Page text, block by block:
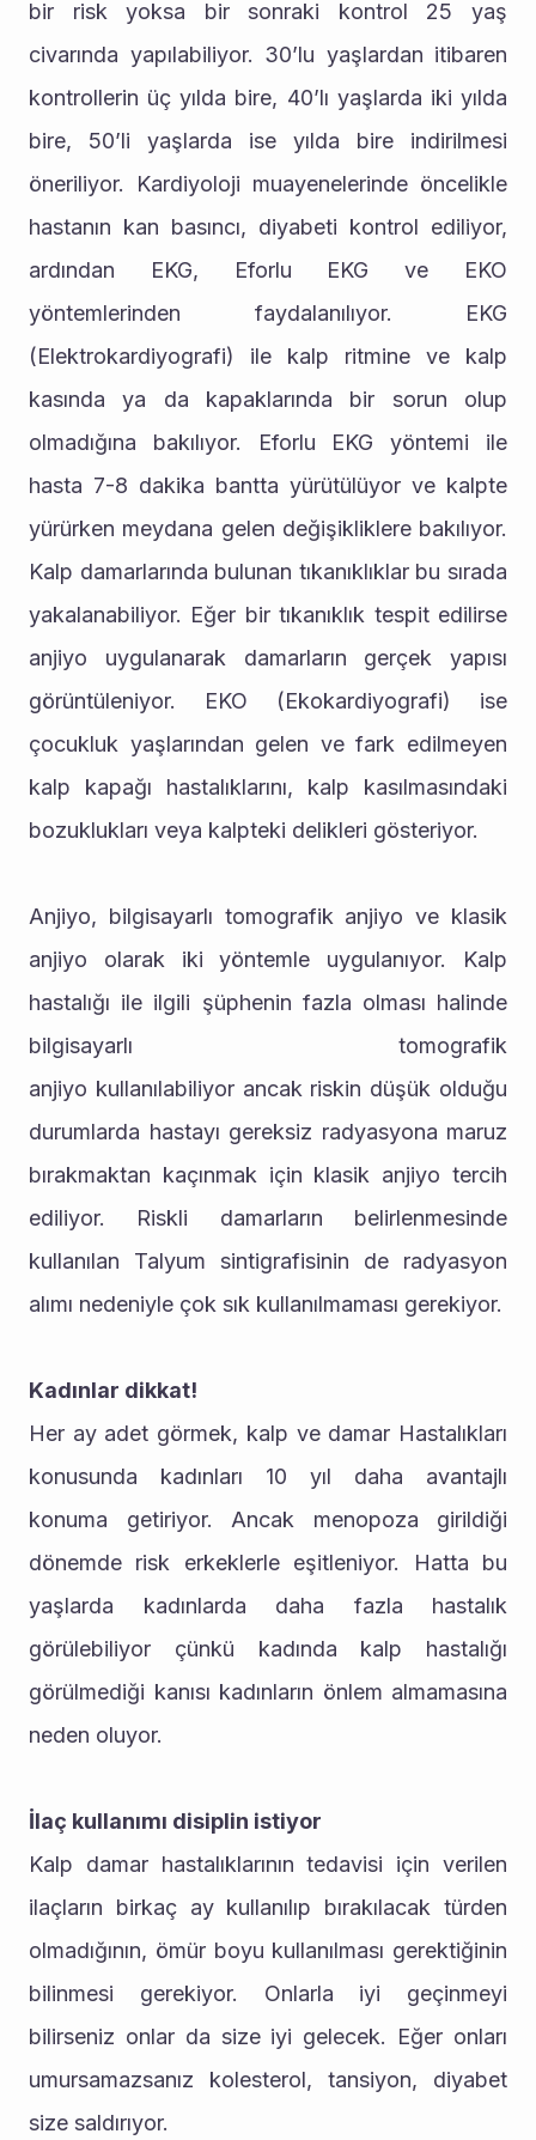
bir risk yoksa bir sonraki kontrol 25 yaş
civarında yapılabiliyor. 30’lu yaşlardan itibaren
kontrollerin üç yılda bire, 40’lı yaşlarda iki yılda
bire, 50’li yaşlarda ise yılda bire indirilmesi
öneriliyor. Kardiyoloji muayenelerinde öncelikle
hastanın kan basıncı, diyabeti kontrol ediliyor,
ardından EKG, Eforlu EKG ve EKO
yöntemlerinden faydalanılıyor. EKG
(Elektrokardiyografi) ile kalp ritmine ve kalp
kasında ya da kapaklarında bir sorun olup
olmadığına bakılıyor. Eforlu EKG yöntemi ile
hasta 7-8 dakika bantta yürütülüyor ve kalpte
yürürken meydana gelen değişikliklere bakılıyor.
Kalp damarlarında bulunan tıkanıklıklar bu sırada
yakalanabiliyor. Eğer bir tıkanıklık tespit edilirse
anjiyo uygulanarak damarların gerçek yapısı
görüntüleniyor. EKO (Ekokardiyografi) ise
çocukluk yaşlarından gelen ve fark edilmeyen
kalp kapağı hastalıklarını, kalp kasılmasındaki
bozuklukları veya kalpteki delikleri gösteriyor.
Anjiyo, bilgisayarlı tomografik anjiyo ve klasik
anjiyo olarak iki yöntemle uygulanıyor. Kalp
hastalığı ile ilgili şüphenin fazla olması halinde
bilgisayarlı tomografik
anjiyo kullanılabiliyor ancak riskin düşük olduğu
durumlarda hastayı gereksiz radyasyona maruz
bırakmaktan kaçınmak için klasik anjiyo tercih
ediliyor. Riskli damarların belirlenmesinde
kullanılan Talyum sintigrafisinin de radyasyon
alımı nedeniyle çok sık kullanılmaması gerekiyor.
Kadınlar dikkat!
Her ay adet görmek, kalp ve damar Hastalıkları
konusunda kadınları 10 yıl daha avantajlı
konuma getiriyor. Ancak menopoza girildiği
dönemde risk erkeklerle eşitleniyor. Hatta bu
yaşlarda kadınlarda daha fazla hastalık
görülebiliyor çünkü kadında kalp hastalığı
görülmediği kanısı kadınların önlem almamasına
neden oluyor.
İlaç kullanımı disiplin istiyor
Kalp damar hastalıklarının tedavisi için verilen
ilaçların birkaç ay kullanılıp bırakılacak türden
olmadığının, ömür boyu kullanılması gerektiğinin
bilinmesi gerekiyor. Onlarla iyi geçinmeyi
bilirseniz onlar da size iyi gelecek. Eğer onları
umursamazsanız kolesterol, tansiyon, diyabet
size saldırıyor.